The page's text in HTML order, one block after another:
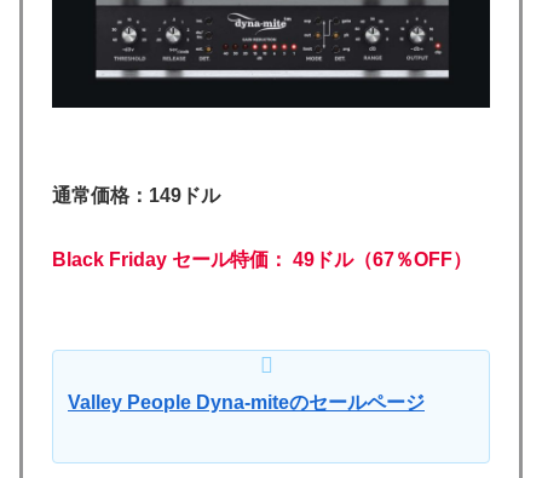
通常価格：149ドル
Black Friday セール特価： 49ドル（67％OFF）
Valley People Dyna-miteのセールページ